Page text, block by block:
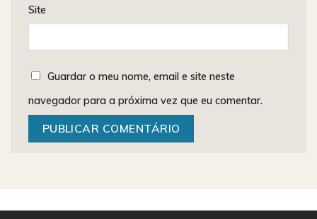
Site
Guardar o meu nome, email e site neste
navegador para a próxima vez que eu comentar.